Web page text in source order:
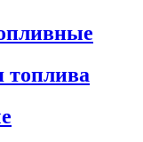
топлива